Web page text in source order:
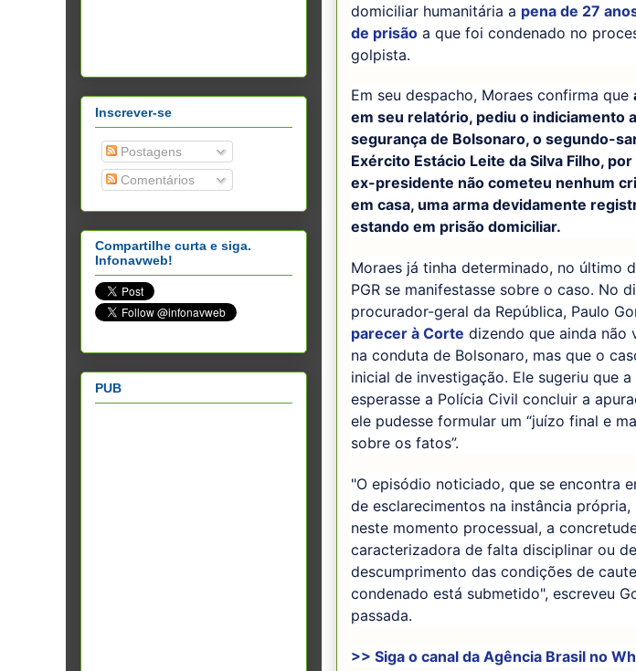
domiciliar humanitária a pena de 27
de prisão a que foi condenado no
golpista.
Em seu despacho, Moraes confirma que
em seu relatório, pediu o indiciamento
segurança de Bolsonaro, o segundo-
Exército Estácio Leite da Silva Filho,
ex-presidente não cometeu nenhum
em casa, uma arma devidamente
estando em prisão domiciliar.
Moraes já tinha determinado, no último
PGR se manifestasse sobre o caso. No
procurador-geral da República, Paulo
parecer à Corte dizendo que ainda não
na conduta de Bolsonaro, mas que o
inicial de investigação. Ele sugeriu que
esperasse a Polícia Civil concluir a
ele pudesse formular um “juízo final e
sobre os fatos”.
"O episódio noticiado, que se encontra
de esclarecimentos na instância própria,
neste momento processual, a
caracterizadora de falta disciplinar ou de
descumprimento das condições de
condenado está submetido", escreveu
passada.
>> Siga o canal da Agência Brasil no
Inscrever-se
Postagens
Comentários
Compartilhe curta e siga.
Infonavweb!
PUB